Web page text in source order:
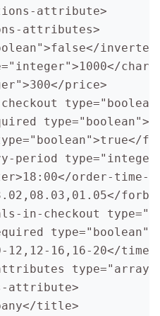
attribute>
attributes>
price>
period
order-time-
in-checkout
12,12-16,16-20</
attribute>
title>